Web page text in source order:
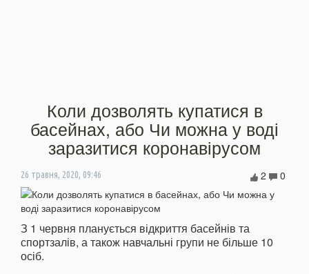
Коли дозволять купатися в
басейнах, або Чи можна у воді
заразитися коронавірусом
26 травня, 2020, 09:46 0
2
З 1 червня планується відкриття басейнів та
спортзалів, а також навчальні групи не більше 10
осіб.